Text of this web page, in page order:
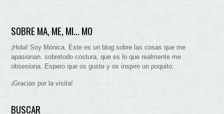
SOBRE MA, ME, MI… MO
¡Hola! Soy Mònica. Este es un blog sobre las cosas que me
apasionan. sobretodo costura, que es lo que realmente me
obsesiona. Espero que os guste y os inspire un poquito.
¡Gracias por la visita!
BUSCAR